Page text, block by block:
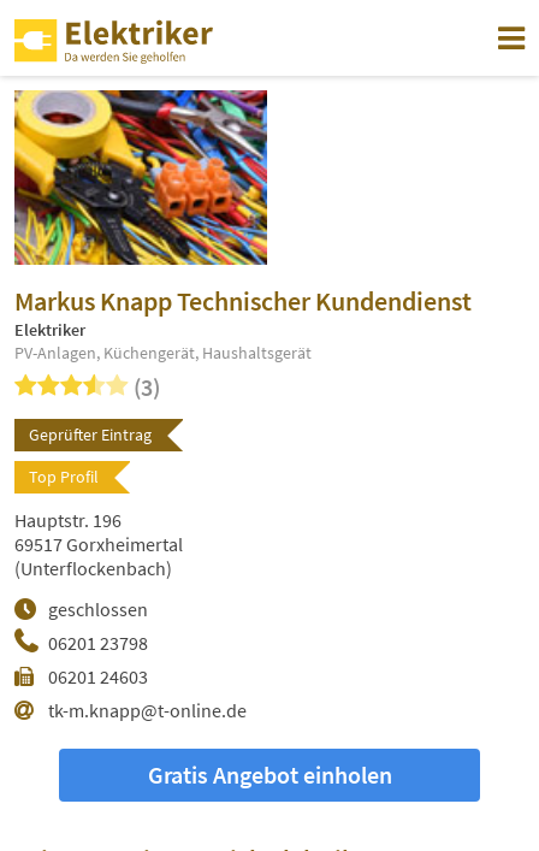
Markus Knapp Technischer Kundendienst
Elektriker
PV-Anlagen, Küchengerät, Haushaltsgerät
(3)
Geprüfter Eintrag
Top Profil
06201 23798
06201 24603
tk-m.knapp@t-online.de
geschlossen
Hauptstr. 196
69517 Gorxheimertal
(Unterflockenbach)
Gratis Angebot einholen